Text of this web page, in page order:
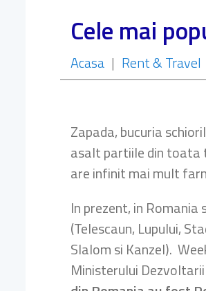
Cele mai
Acasa | Rent & Travel
Zapada, bucuria
asalt partiile din toata
are infinit mai mult
In prezent, in
(Telescaun, Lupului,
Slalom si Kanzel).
Ministerului